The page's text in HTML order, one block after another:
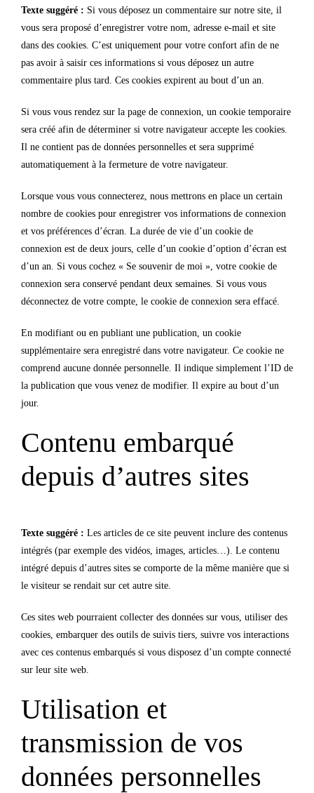
Texte suggéré : Si vous déposez un commentaire sur notre site, il
vous sera proposé d’enregistrer votre nom, adresse e-mail et site
dans des cookies. C’est uniquement pour votre confort afin de ne
pas avoir à saisir ces informations si vous déposez un autre
commentaire plus tard. Ces cookies expirent au bout d’un an.
Si vous vous rendez sur la page de connexion, un cookie temporaire
sera créé afin de déterminer si votre navigateur accepte les cookies.
Il ne contient pas de données personnelles et sera supprimé
automatiquement à la fermeture de votre navigateur.
Lorsque vous vous connecterez, nous mettrons en place un certain
nombre de cookies pour enregistrer vos informations de connexion
et vos préférences d’écran. La durée de vie d’un cookie de
connexion est de deux jours, celle d’un cookie d’option d’écran est
d’un an. Si vous cochez « Se souvenir de moi », votre cookie de
connexion sera conservé pendant deux semaines. Si vous vous
déconnectez de votre compte, le cookie de connexion sera effacé.
En modifiant ou en publiant une publication, un cookie
supplémentaire sera enregistré dans votre navigateur. Ce cookie ne
comprend aucune donnée personnelle. Il indique simplement l’ID de
la publication que vous venez de modifier. Il expire au bout d’un
jour.
Contenu embarqué
depuis d’autres sites
Texte suggéré : Les articles de ce site peuvent inclure des contenus
intégrés (par exemple des vidéos, images, articles…). Le contenu
intégré depuis d’autres sites se comporte de la même manière que si
le visiteur se rendait sur cet autre site.
Ces sites web pourraient collecter des données sur vous, utiliser des
cookies, embarquer des outils de suivis tiers, suivre vos interactions
avec ces contenus embarqués si vous disposez d’un compte connecté
sur leur site web.
Utilisation et
transmission de vos
données personnelles